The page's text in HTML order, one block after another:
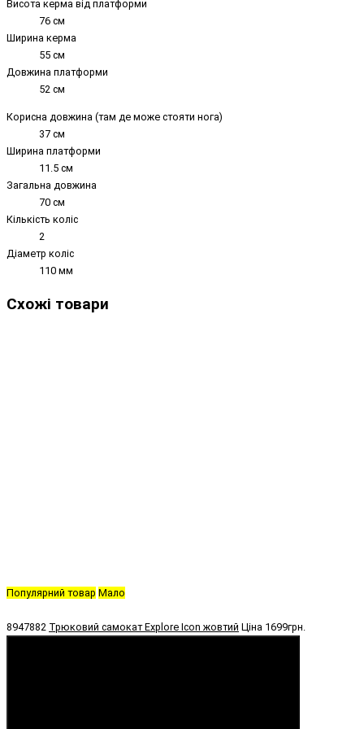
Висота керма від платформи
76 см
Ширина керма
55 см
Довжина платформи
52 см
Корисна довжина (там де може стояти нога)
37 см
Ширина платформи
11.5 см
Загальна довжина
70 см
Кількість коліс
2
Діаметр коліс
110 мм
Схожі товари
Популярний товар Мало
8947882 Трюковий самокат Explore Icon жовтий Ціна 1699грн.